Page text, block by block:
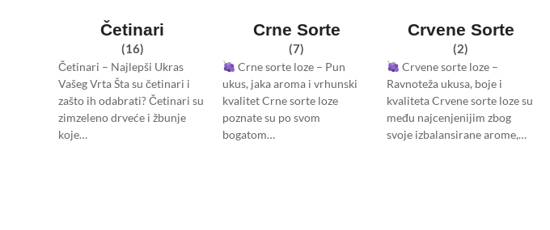
Četinari
(16)
Četinari – Najlepši Ukras
Vašeg Vrta Šta su četinari i
zašto ih odabrati? Četinari su
zimzeleno drveće i žbunje
koje…
Crne Sorte
(7)
Crne sorte loze – Pun
ukus, jaka aroma i vrhunski
kvalitet Crne sorte loze
poznate su po svom
bogatom…
Crvene Sorte
(2)
Crvene sorte loze –
Ravnoteža ukusa, boje i
kvaliteta Crvene sorte loze su
među najcenjenijim zbog
svoje izbalansirane arome,…